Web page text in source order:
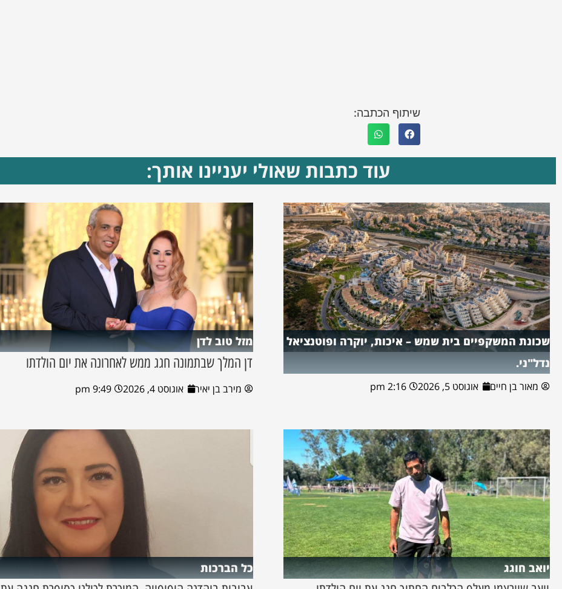
שיתוף הכתבה:
עוד כתבות שאולי יעניינו אותך:
שכונת המשקפיים בית שמש – איכות, יוקרה ופוטנציאל
נדל"ני.
מאור בן חיים אוגוסט 5, 2026 2:16 pm
מזל טוב לדן
דן המלך שבתמונה חגג ממש לאחרונה את יום הולדתו
מירב בן יאיר אוגוסט 4, 2026 9:49 pm
יואב חוגג כל הברכות